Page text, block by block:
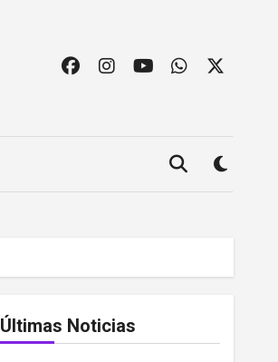
Últimas Noticias